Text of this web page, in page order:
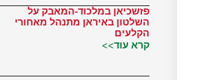
פזשכיאן במלכוד-המאבק על
השלטון באיראן מתנהל מאחורי
הקלעים
קרא עוד>>